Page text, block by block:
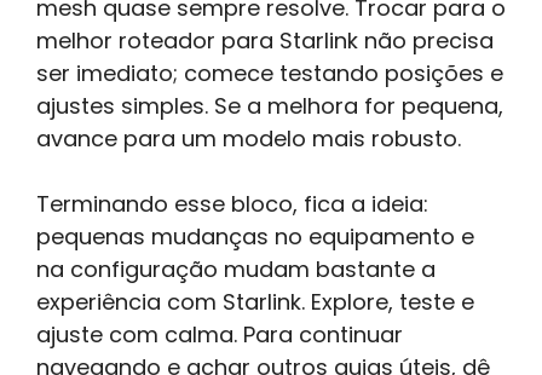
mesh quase sempre resolve. Trocar para o
melhor roteador para Starlink não precisa
ser imediato; comece testando posições e
ajustes simples. Se a melhora for pequena,
avance para um modelo mais robusto.
Terminando esse bloco, fica a ideia:
pequenas mudanças no equipamento e
na configuração mudam bastante a
experiência com Starlink. Explore, teste e
ajuste com calma. Para continuar
navegando e achar outros guias úteis, dê